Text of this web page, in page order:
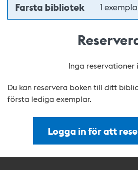
Farsta bibliotek 1
Inga reservationer
Du kan reservera boken till ditt
första lediga exemplar.
Logga in för att